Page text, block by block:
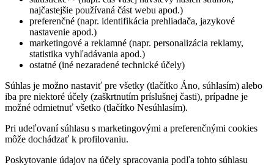
najčastejšie používaná část webu apod.)
preferenčné (napr. identifikácia prehliadača, jazykové
nastavenie apod.)
marketingové a reklamné (napr. personalizácia reklamy,
statistika vyhľadávania apod.)
ostatné (iné nezaradené technické účely)
Súhlas je možno nastaviť pre všetky (tlačítko Áno, súhlasím) alebo
iba pre niektoré účely (zaškrtnutím príslušnej časti), prípadne je
možné odmietnuť všetko (tlačítko Nesúhlasím).
Pri udeľovaní súhlasu s marketingovými a preferenčnými cookies
môže dochádzať k profilovaniu.
Poskytovanie údajov na účely spracovania podľa tohto súhlasu